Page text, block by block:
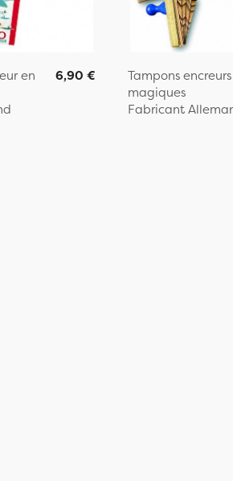
en
6,90 €
Tampons encreurs
magiques
Fabricant